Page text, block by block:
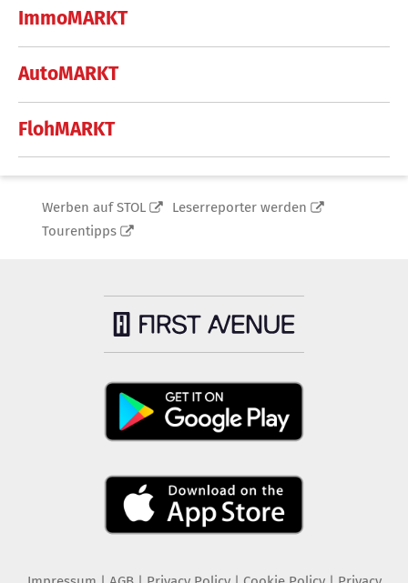
ImmoMARKT
AutoMARKT
FlohMARKT
Werben auf STOL
Leserreporter werden
Tourentipps